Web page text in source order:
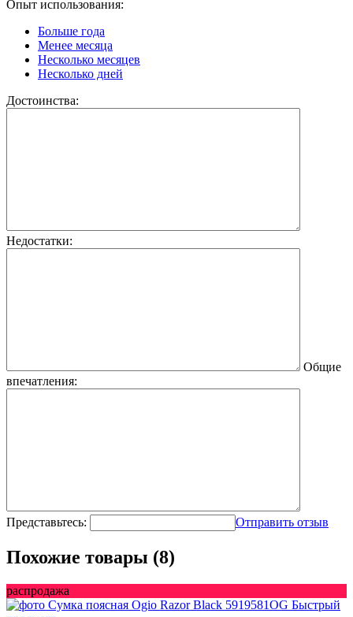
Опыт использования:
Больше года
Менее месяца
Несколько месяцев
Несколько дней
Достоинства:
Недостатки:
Общие
впечатления:
Представьтесь: Отправить отзыв
Похожие товары (8)
распродажа
Быстрый